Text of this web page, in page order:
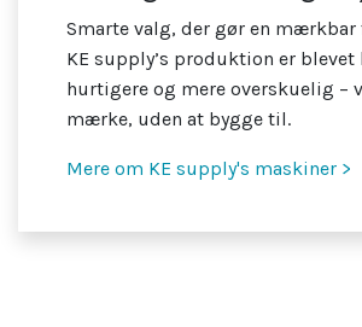
Smarte valg, der gør en mærkbar
KE supply’s produktion er blevet
hurtigere og mere overskuelig –
mærke, uden at bygge til.
Mere om KE supply's maskiner >